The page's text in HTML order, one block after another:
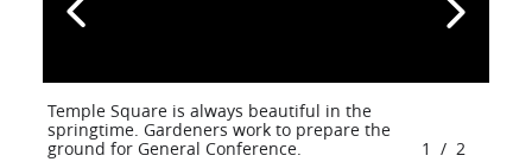
Temple Square is always beautiful in the
springtime. Gardeners work to prepare the
ground for General Conference.
1 / 2